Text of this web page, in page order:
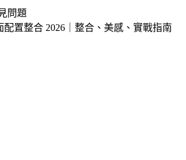
問題
配置整合 2026｜整合、美感、實戰指南